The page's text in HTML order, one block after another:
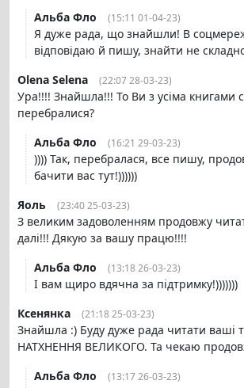
Альба Фло
(15:11 01-04-23)
Я дуже рада, що знайшли! В
відповідаю й пишу, знайти не
Olena Selena
(22:07 28-03-23)
Ура!!!! Знайшла!!! То Ви з усіма книгами
перебралися?
Альба Фло
(16:21 29-03-23)
)))) Так, перебралася, все пишу,
бачити вас тут!))))))
Яоль
(23:40 25-03-23)
З великим задоволенням продовжу
далі!!! Дякую за вашу працю!!!!
Альба Фло
(13:18 26-03-23)
І вам щиро вдячна за підтримку!)))))))
Ксенянка
(21:18 25-03-23)
Знайшла :) Буду дуже рада читати ваші
НАТХНЕННЯ ВЕЛИКОГО. Та чекаю
Альба Фло
(13:17 26-03-23)